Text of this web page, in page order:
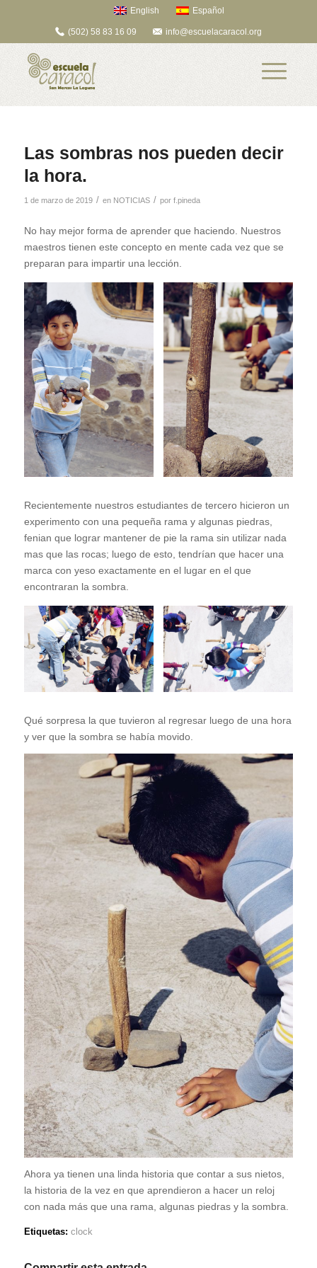
English Español
(502) 58 83 16 09 info@escuelacaracol.org
Las sombras nos pueden decir
la hora.
1 de marzo de 2019 / en NOTICIAS / por f.pineda
No hay mejor forma de aprender que haciendo. Nuestros
maestros tienen este concepto en mente cada vez que se
preparan para impartir una lección.
Recientemente nuestros estudiantes de tercero hicieron un
experimento con una pequeña rama y algunas piedras,
fenian que lograr mantener de pie la rama sin utilizar nada
mas que las rocas; luego de esto, tendrían que hacer una
marca con yeso exactamente en el lugar en el que
encontraran la sombra.
Qué sorpresa la que tuvieron al regresar luego de una hora
y ver que la sombra se había movido.
Ahora ya tienen una linda historia que contar a sus nietos,
la historia de la vez en que aprendieron a hacer un reloj
con nada más que una rama, algunas piedras y la sombra.
Etiquetas: clock